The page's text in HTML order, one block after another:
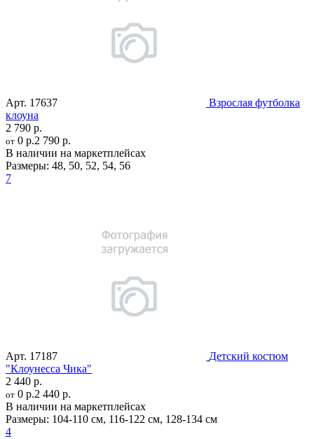
Арт. 17637
Взрослая футболка
клоуна
2 790 р.
от 0 р.2 790 р.
В наличии на маркетплейсах
Размеры: 48, 50, 52, 54, 56
7
Арт. 17187
Детский костюм
"Клоунесса Чика"
2 440 р.
от 0 р.2 440 р.
В наличии на маркетплейсах
Размеры: 104-110 см, 116-122 см, 128-134 см
4